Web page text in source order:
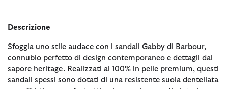
Descrizione
Sfoggia uno stile audace con i sandali Gabby di Barbour,
connubio perfetto di design contemporaneo e dettagli dal
sapore heritage. Realizzati al 100% in pelle premium, questi
sandali spessi sono dotati di una resistente suola dentellata